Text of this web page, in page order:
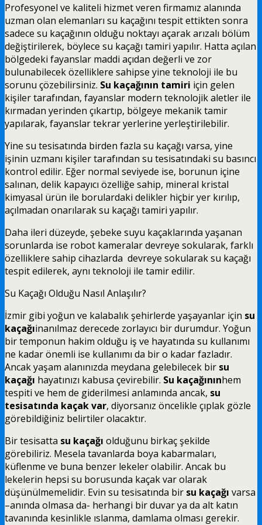
Profesyonel ve kaliteli hizmet veren firmamız alanında
uzman olan elemanları su kaçağını tespit ettikten sonra
sadece su kaçağının olduğu noktayı açarak arızalı bölüm
değiştirilerek, böylece su kaçağı tamiri yapılır. Hatta açılan
bölgedeki fayanslar maddi açıdan değerli ve zor
bulunabilecek özelliklere sahipse yine teknoloji ile bu
sorunu çözebilirsiniz. Su kaçağının tamiri için gelen
kişiler tarafından, fayanslar modern teknolojik aletler ile
kırmadan yerinden çıkartıp, bölgeye mekanik tamir
yapılarak, fayanslar tekrar yerlerine yerleştirilebilir.
Yine su tesisatında birden fazla su kaçağı varsa, yine
işinin uzmanı kişiler tarafından su tesisatındaki su basıncı
kontrol edilir. Eğer normal seviyede ise, borunun içine
salınan, delik kapayıcı özelliğe sahip, mineral kristal
kimyasal ürün ile borulardaki delikler hiçbir yer kırılıp,
açılmadan onarılarak su kaçağı tamiri yapılır.
Daha ileri düzeyde, şebeke suyu kaçaklarında yaşanan
sorunlarda ise robot kameralar devreye sokularak, farklı
özelliklere sahip cihazlarda devreye sokularak su kaçağı
tespit edilerek, aynı teknoloji ile tamir edilir.
Su Kaçağı Olduğu Nasıl Anlaşılır?
İzmir gibi yoğun ve kalabalık şehirlerde yaşayanlar için su
kaçağıinanılmaz derecede zorlayıcı bir durumdur. Yoğun
bir temponun hakim olduğu iş ve hayatında su kullanımı
ne kadar önemli ise kullanımı da bir o kadar fazladır.
Ancak yaşam alanınızda meydana gelebilecek bir su
kaçağı hayatınızı kabusa çevirebilir. Su kaçağınınhem
tespiti ve hem de giderilmesi anlamında ancak, su
tesisatında kaçak var, diyorsanız öncelikle çıplak gözle
görebildiğiniz belirtiler olacaktır.
Bir tesisatta su kaçağı olduğunu birkaç şekilde
görebiliriz. Mesela tavanlarda boya kabarmaları,
küflenme ve buna benzer lekeler olabilir. Ancak bu
lekelerin hepsi su borusunda kaçak var olarak
düşünülmemelidir. Evin su tesisatında bir su kaçağı varsa
–anında olmasa da- herhangi bir duvar ya da alt katın
tavanında kesinlikle ıslanma, damlama olması gerekir.